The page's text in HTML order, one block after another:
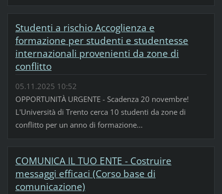
Studenti a rischio Accoglienza e
formazione per studenti e studentesse
internazionali provenienti da zone di
conflitto
05.11.2025 10:52
OPPORTUNITÀ URGENTE - Scadenza 20 novembre!
L'Università di Trento cerca 10 studenti da zone di
conflitto per un anno di formazione...
COMUNICA IL TUO ENTE - Costruire
messaggi efficaci (Corso base di
comunicazione)